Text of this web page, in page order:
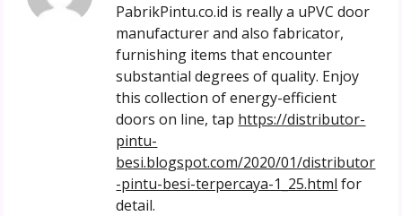
PabrikPintu.co.id is really a uPVC door
manufacturer and also fabricator,
furnishing items that encounter
substantial degrees of quality. Enjoy
this collection of energy-efficient
doors on line, tap https://distributor-
pintu-
besi.blogspot.com/2020/01/distributor
-pintu-besi-terpercaya-1_25.html for
detail.